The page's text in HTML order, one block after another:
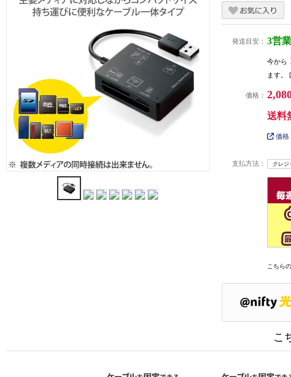
発送目安： 3営
今から
ます。 [
価格：
送料
価格
支払方法： クレジ
こちら
こ